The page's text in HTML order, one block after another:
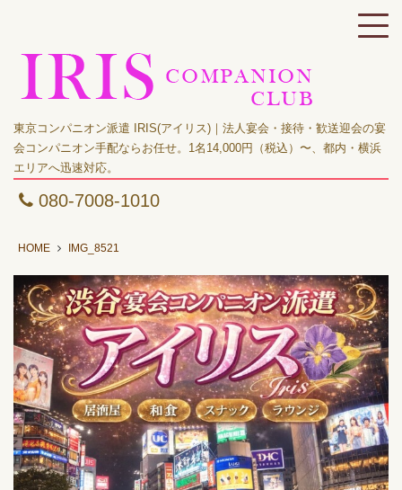
東京コンパニオン派遣 IRIS(アイリス)｜法人宴会・接待・歓送迎会の宴
会コンパニオン手配ならお任せ。1名14,000円（税込）〜、都内・横浜
エリアへ迅速対応。
080-7008-1010
HOME IMG_8521